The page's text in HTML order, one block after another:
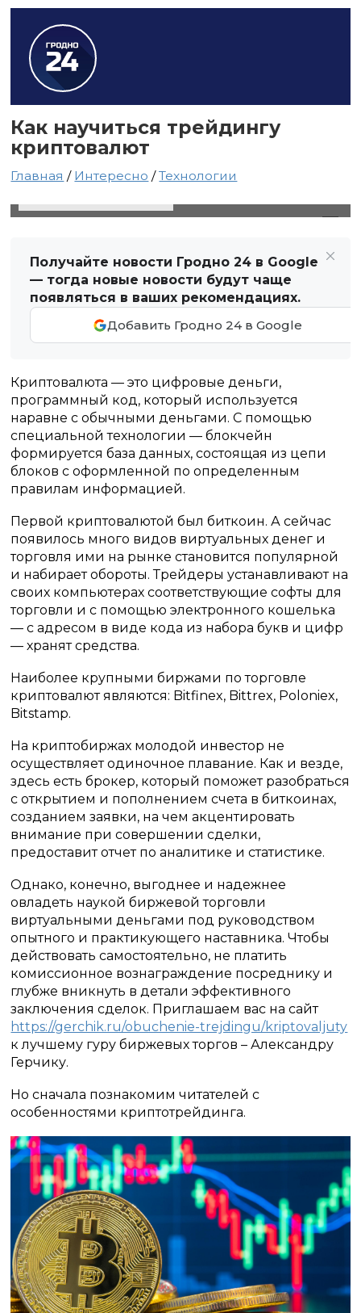
Как научиться трейдингу
криптовалют
Главная / Интересно /Технологии
Получайте новости Гродно 24 в Google
— тогда новые новости будут чаще
появляться в ваших рекомендациях.
Добавить Гродно 24 в Google
Криптовалюта — это цифровые деньги,
программный код, который используется
наравне с обычными деньгами. С помощью
специальной технологии — блокчейн
формируется база данных, состоящая из цепи
блоков с оформленной по определенным
правилам информацией.
Первой криптовалютой был биткоин. А сейчас
появилось много видов виртуальных денег и
торговля ими на рынке становится популярной
и набирает обороты. Трейдеры устанавливают на
своих компьютерах соответствующие софты для
торговли и с помощью электронного кошелька
— с адресом в виде кода из набора букв и цифр
— хранят средства.
Наиболее крупными биржами по торговле
криптовалют являются: Bitfinex, Bittrex, Poloniex,
Bitstamp.
На криптобиржах молодой инвестор не
осуществляет одиночное плавание. Как и везде,
здесь есть брокер, который поможет разобраться
с открытием и пополнением счета в биткоинах,
созданием заявки, на чем акцентировать
внимание при совершении сделки,
предоставит отчет по аналитике и статистике.
Однако, конечно, выгоднее и надежнее
овладеть наукой биржевой торговли
виртуальными деньгами под руководством
опытного и практикующего наставника. Чтобы
действовать самостоятельно, не платить
комиссионное вознаграждение посреднику и
глубже вникнуть в детали эффективного
заключения сделок. Приглашаем вас на сайт
https://gerchik.ru/obuchenie-trejdingu/kriptovaljuty
к лучшему гуру биржевых торгов – Александру
Герчику.
Но сначала познакомим читателей с
особенностями криптотрейдинга.